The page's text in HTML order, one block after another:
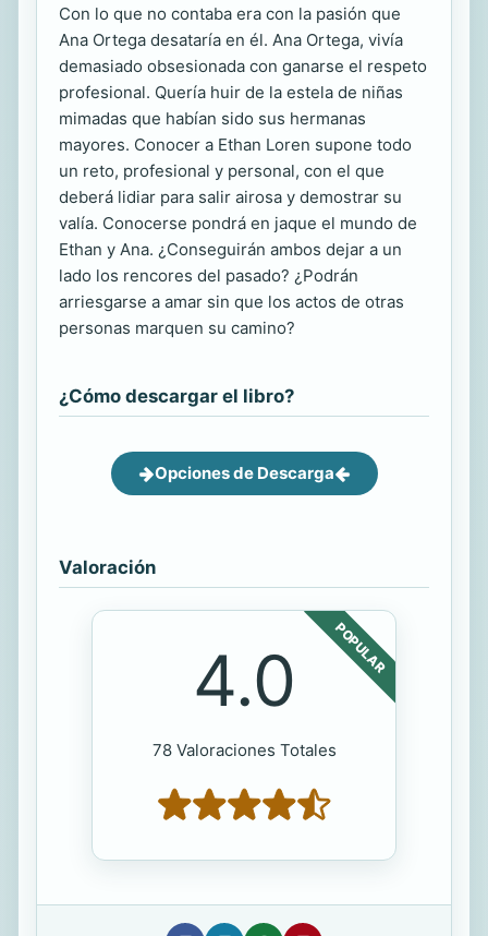
Con lo que no contaba era con la pasión que
Ana Ortega desataría en él. Ana Ortega, vivía
demasiado obsesionada con ganarse el respeto
profesional. Quería huir de la estela de niñas
mimadas que habían sido sus hermanas
mayores. Conocer a Ethan Loren supone todo
un reto, profesional y personal, con el que
deberá lidiar para salir airosa y demostrar su
valía. Conocerse pondrá en jaque el mundo de
Ethan y Ana. ¿Conseguirán ambos dejar a un
lado los rencores del pasado? ¿Podrán
arriesgarse a amar sin que los actos de otras
personas marquen su camino?
¿Cómo descargar el libro?
Opciones de Descarga
Valoración
POPULAR
4.0
78 Valoraciones Totales